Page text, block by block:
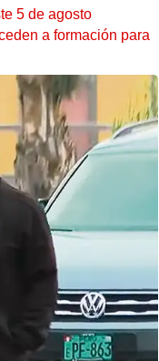
5 de agosto
a formación para